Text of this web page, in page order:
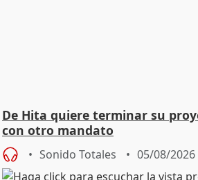
De Hita quiere terminar su
con otro mandato
Sonido Totales 05/08/2026